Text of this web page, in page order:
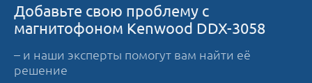
Добавьте свою проблему с
магнитофоном Kenwood DDX-3058
– и наши эксперты помогут вам найти её
решение